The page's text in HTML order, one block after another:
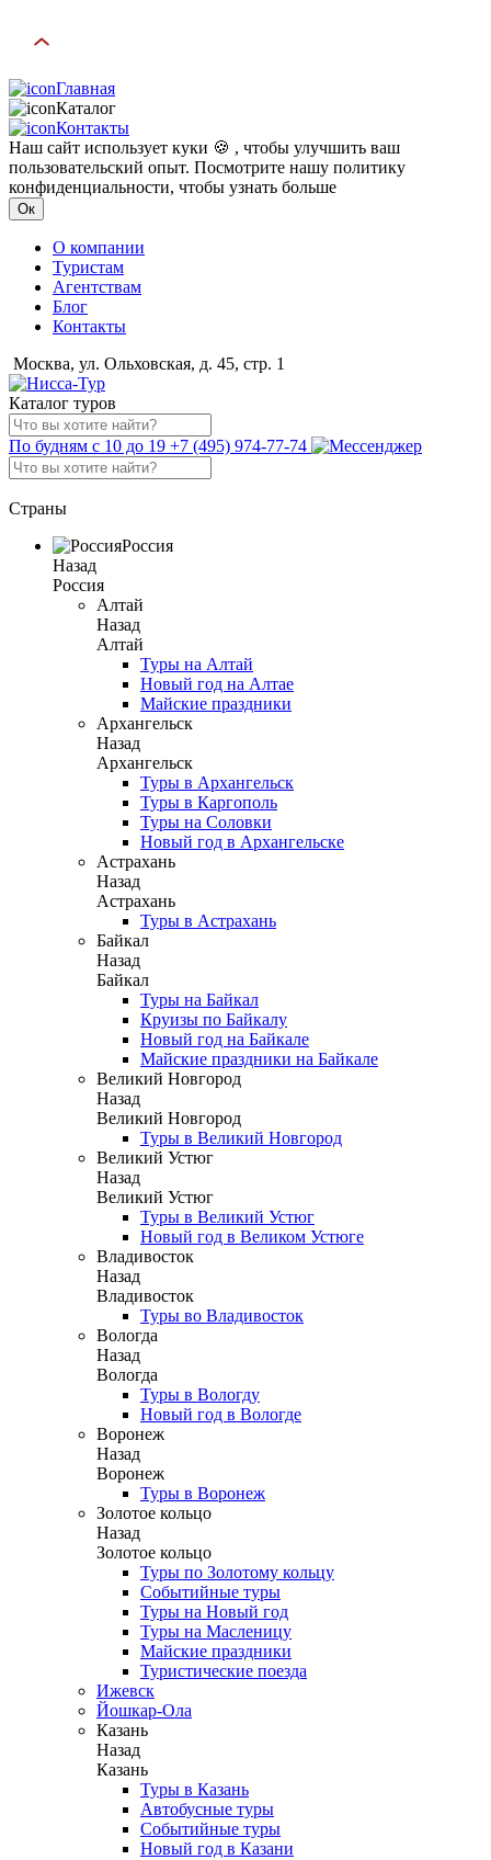
Главная
Каталог
Контакты
Наш сайт использует куки 🍪 , чтобы улучшить ваш
пользовательский опыт. Посмотрите нашу политику
конфиденциальности, чтобы узнать больше
Ок
О компании
Туристам
Агентствам
Блог
Контакты
Москва, ул. Ольховская, д. 45, стр. 1
Каталог туров
По будням с 10 до 19 +7 (495) 974-77-74
Страны
Россия
Назад
Россия
Алтай
Назад
Алтай
Туры на Алтай
Новый год на Алтае
Майские праздники
Архангельск
Назад
Архангельск
Туры в Архангельск
Туры в Каргополь
Туры на Соловки
Новый год в Архангельске
Астрахань
Назад
Астрахань
Туры в Астрахань
Байкал
Назад
Байкал
Туры на Байкал
Круизы по Байкалу
Новый год на Байкале
Майские праздники на Байкале
Великий Новгород
Назад
Великий Новгород
Туры в Великий Новгород
Великий Устюг
Назад
Великий Устюг
Туры в Великий Устюг
Новый год в Великом Устюге
Владивосток
Назад
Владивосток
Туры во Владивосток
Вологда
Назад
Вологда
Туры в Вологду
Новый год в Вологде
Воронеж
Назад
Воронеж
Туры в Воронеж
Золотое кольцо
Назад
Золотое кольцо
Туры по Золотому кольцу
Событийные туры
Туры на Новый год
Туры на Масленицу
Майские праздники
Туристические поезда
Ижевск
Йошкар-Ола
Казань
Назад
Казань
Туры в Казань
Автобусные туры
Событийные туры
Новый год в Казани